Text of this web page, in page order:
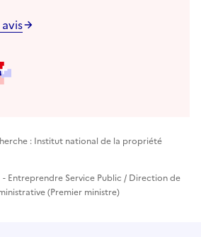
: Institut national de la propriété
Entreprendre Service Public / Direction de
(Premier ministre)